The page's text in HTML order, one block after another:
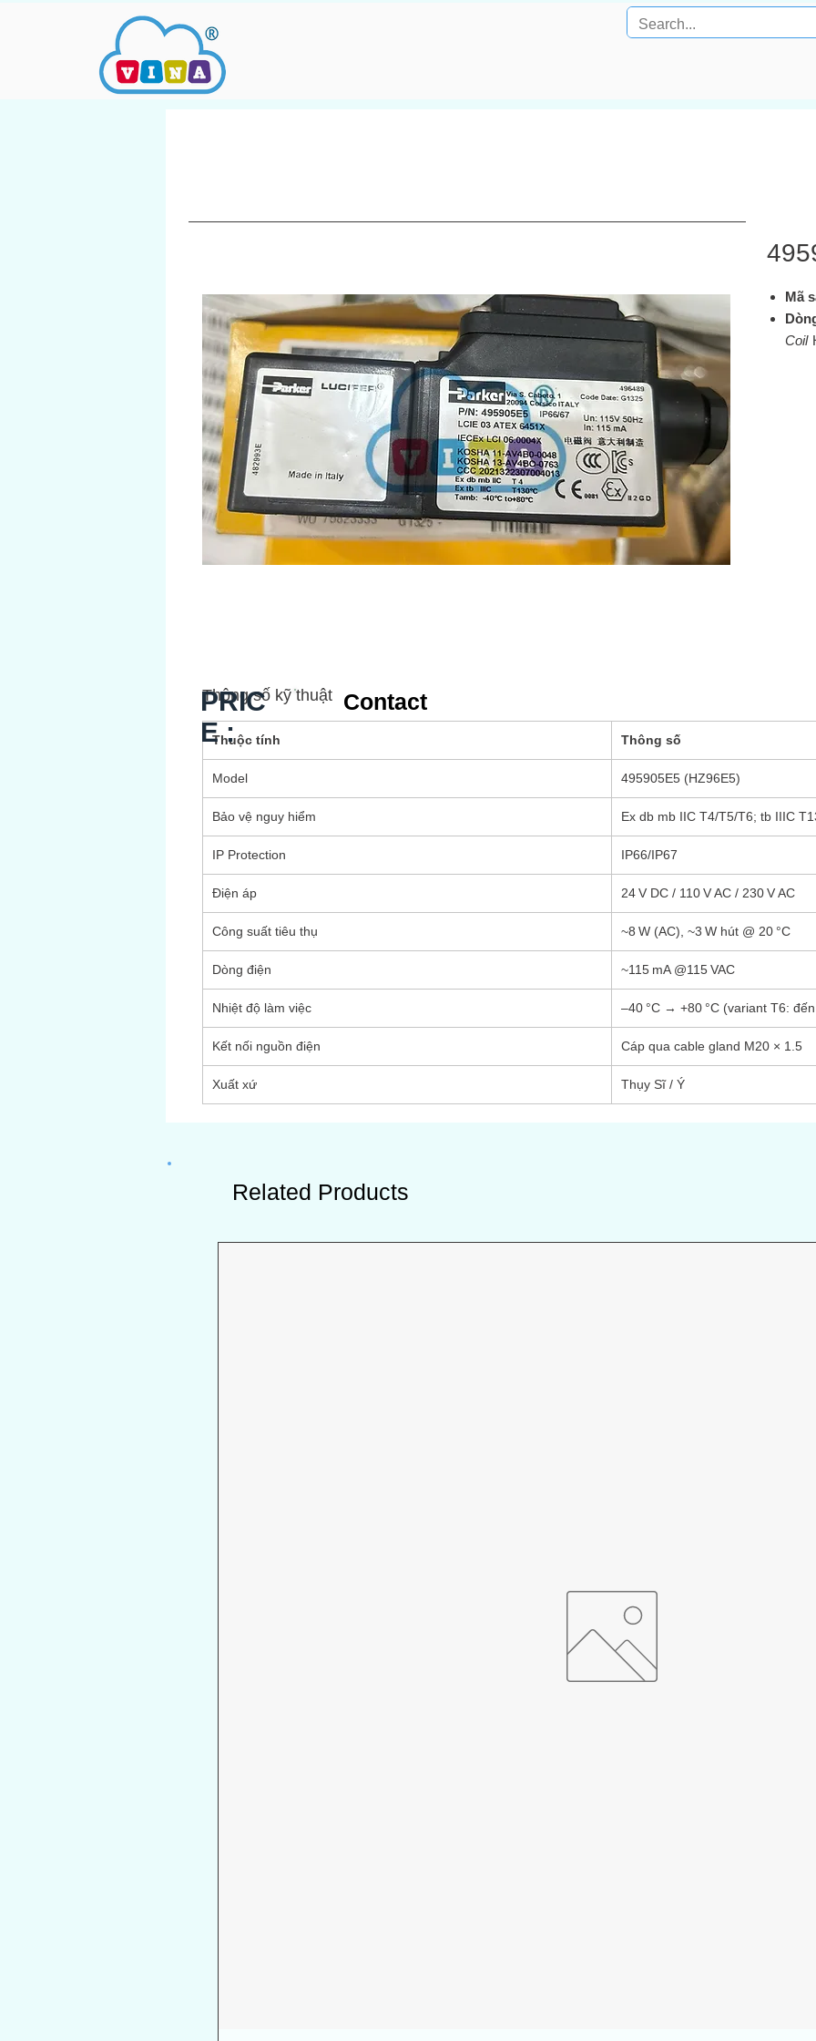
Mã
Coil
Thông số kỹ thuật
Thuộc tính Thông số
Model 495905E5 (HZ96E5)
Bảo vệ nguy hiểm Ex db mb IIC T4/T5/T6; tb IIIC
IP Protection IP66/IP67
Điện áp 24 V DC / 110 V AC / 230 V AC
Công suất tiêu thụ ~8 W (AC), ~3 W hút @ 20 °C
Dòng điện ~115 mA @115 VAC
Nhiệt độ làm việc –40 °C → +80 °C (variant T6: đến
Kết nối nguồn điện Cáp qua cable gland M20 × 1.5
Xuất xứ Thụy Sĩ / Ý
Contact
PRIC
E :
Related Products